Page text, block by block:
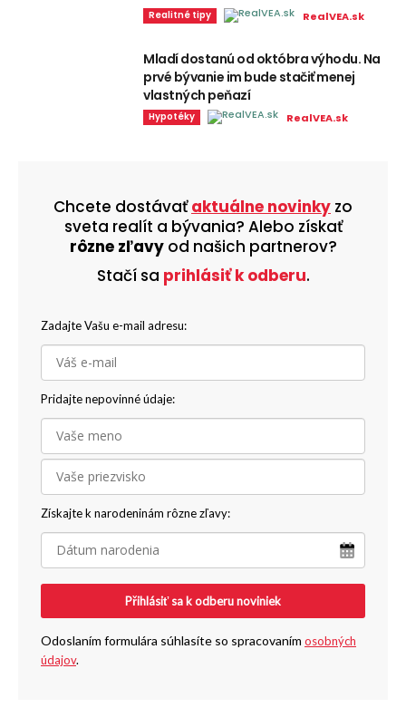
Realitné tipy RealVEA.sk
Mladí dostanú od októbra výhodu. Na
prvé bývanie im bude stačiť menej
vlastných peňazí
Hypotéky RealVEA.sk
Chcete dostávaťaktuálne novinky zo
sveta realít a bývania? Alebo získať
rôzne zľavy od našich partnerov?
Stačí sa prihlásiť k odberu.
Zadajte Vašu e-mail adresu:
Pridajte nepovinné údaje:
Získajte k narodeninám rôzne zľavy:
Přihlásiť sa k odberu noviniek
Odoslaním formulára súhlasíte so spracovaním osobných
údajov.